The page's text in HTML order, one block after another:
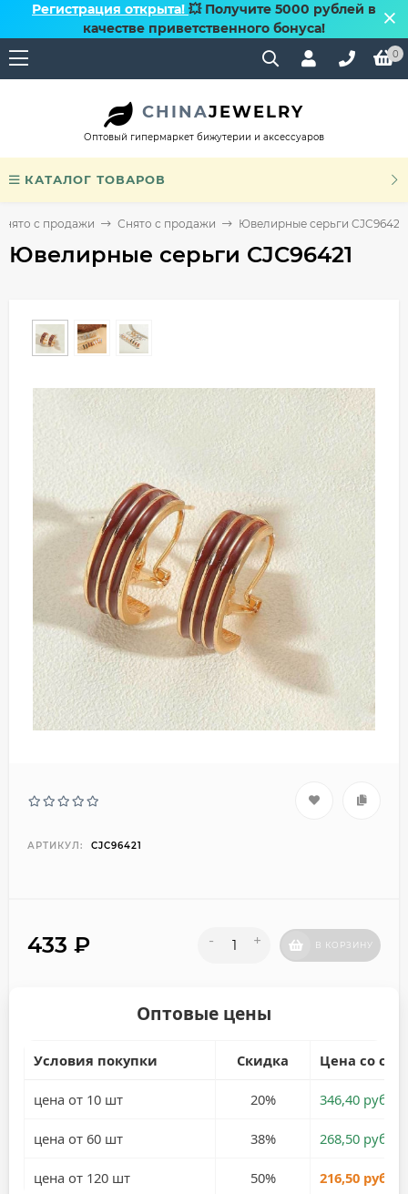
Регистрация открыта! 💥 Получите 5000 рублей в
качестве приветственного бонуса!
0
CHINAJEWELRY
Оптовый гипермаркет бижутерии и аксессуаров
КАТАЛОГ ТОВАРОВ
с продажи Снято с продажи Ювелирные серьги CJC96421
Ювелирные серьги CJC96421
АРТИКУЛ: CJC96421
433 ₽ - + В КОРЗИНУ
Оптовые цены
Условия покупки Скидка Цена со
цена от 10 шт 20% 346,40 руб.
цена от 60 шт 38% 268,50 руб.
цена от 120 шт 50% 216,50 руб.